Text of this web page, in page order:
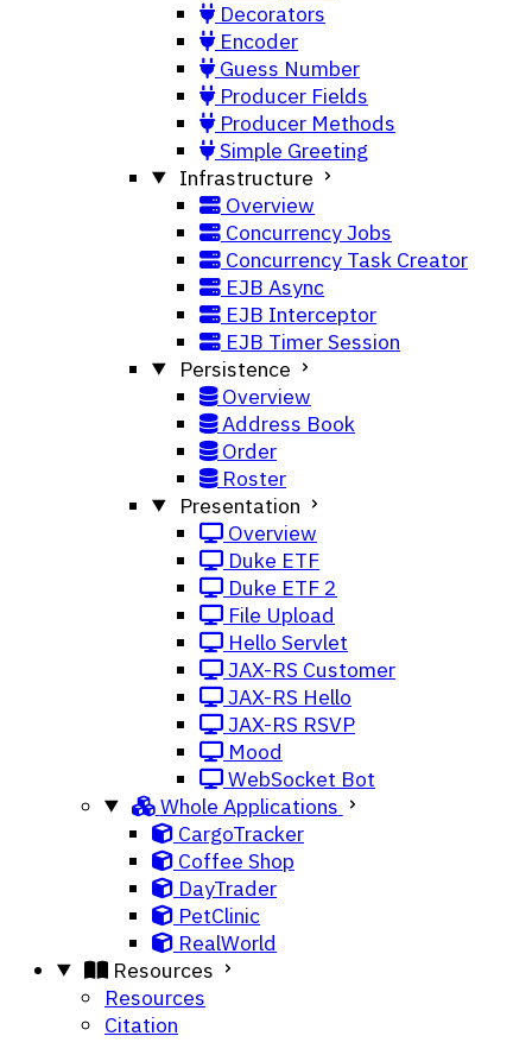
Decorators
Encoder
Guess Number
Producer Fields
Producer Methods
Simple Greeting
Infrastructure
Overview
Concurrency Jobs
Concurrency Task Creator
EJB Async
EJB Interceptor
EJB Timer Session
Persistence
Overview
Address Book
Order
Roster
Presentation
Overview
Duke ETF
Duke ETF 2
File Upload
Hello Servlet
JAX-RS Customer
JAX-RS Hello
JAX-RS RSVP
Mood
WebSocket Bot
Whole Applications
CargoTracker
Coffee Shop
DayTrader
PetClinic
RealWorld
Resources
Resources
Citation